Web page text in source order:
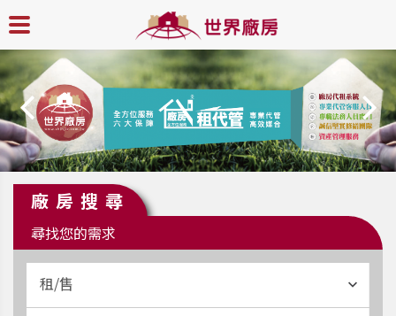
廠房搜尋
尋找您的需求
租/售